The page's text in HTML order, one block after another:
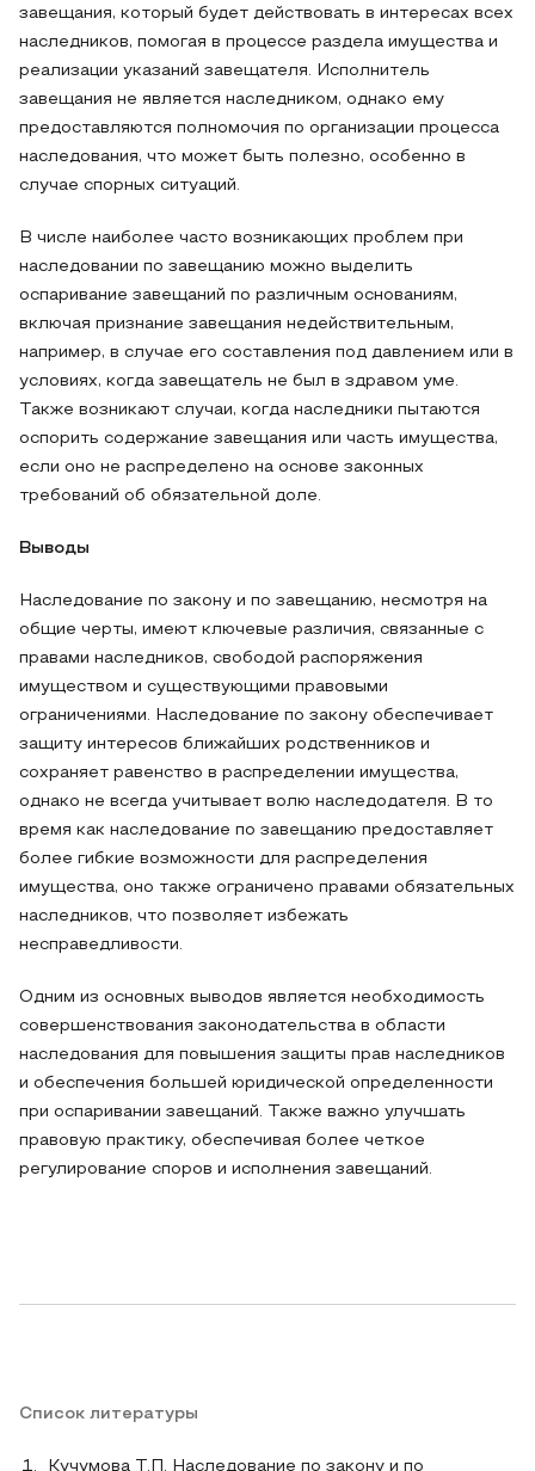
завещания, который будет действовать в интересах всех
наследников, помогая в процессе раздела имущества и
реализации указаний завещателя. Исполнитель
завещания не является наследником, однако ему
предоставляются полномочия по организации процесса
наследования, что может быть полезно, особенно в
случае спорных ситуаций.
В числе наиболее часто возникающих проблем при
наследовании по завещанию можно выделить
оспаривание завещаний по различным основаниям,
включая признание завещания недействительным,
например, в случае его составления под давлением или в
условиях, когда завещатель не был в здравом уме.
Также возникают случаи, когда наследники пытаются
оспорить содержание завещания или часть имущества,
если оно не распределено на основе законных
требований об обязательной доле.
Выводы
Наследование по закону и по завещанию, несмотря на
общие черты, имеют ключевые различия, связанные с
правами наследников, свободой распоряжения
имуществом и существующими правовыми
ограничениями. Наследование по закону обеспечивает
защиту интересов ближайших родственников и
сохраняет равенство в распределении имущества,
однако не всегда учитывает волю наследодателя. В то
время как наследование по завещанию предоставляет
более гибкие возможности для распределения
имущества, оно также ограничено правами обязательных
наследников, что позволяет избежать
несправедливости.
Одним из основных выводов является необходимость
совершенствования законодательства в области
наследования для повышения защиты прав наследников
и обеспечения большей юридической определенности
при оспаривании завещаний. Также важно улучшать
правовую практику, обеспечивая более четкое
регулирование споров и исполнения завещаний.
Список литературы
Кучумова Т.П. Наследование по закону и по